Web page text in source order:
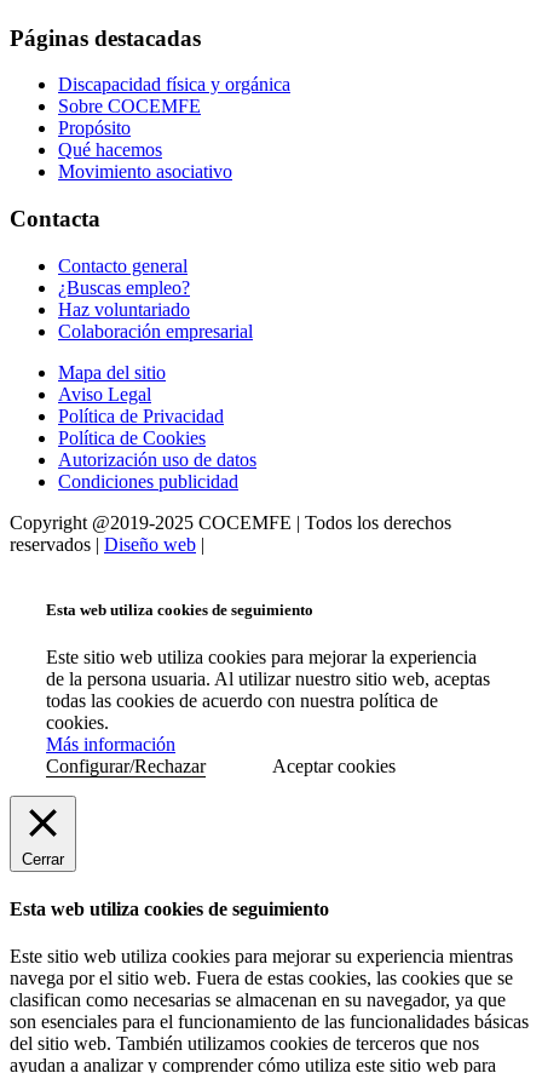
Páginas destacadas
Discapacidad física y orgánica
Sobre COCEMFE
Propósito
Qué hacemos
Movimiento asociativo
Contacta
Contacto general
¿Buscas empleo?
Haz voluntariado
Colaboración empresarial
Mapa del sitio
Aviso Legal
Política de Privacidad
Política de Cookies
Autorización uso de datos
Condiciones publicidad
Copyright @2019-2025 COCEMFE | Todos los derechos
reservados | Diseño web |
Esta web utiliza cookies de seguimiento
Este sitio web utiliza cookies para mejorar la experiencia
de la persona usuaria. Al utilizar nuestro sitio web, aceptas
todas las cookies de acuerdo con nuestra política de
cookies.
Más información
Configurar/Rechazar
Aceptar cookies
Cerrar
Esta web utiliza cookies de seguimiento
Este sitio web utiliza cookies para mejorar su experiencia mientras
navega por el sitio web. Fuera de estas cookies, las cookies que se
clasifican como necesarias se almacenan en su navegador, ya que
son esenciales para el funcionamiento de las funcionalidades básicas
del sitio web. También utilizamos cookies de terceros que nos
ayudan a analizar y comprender cómo utiliza este sitio web para